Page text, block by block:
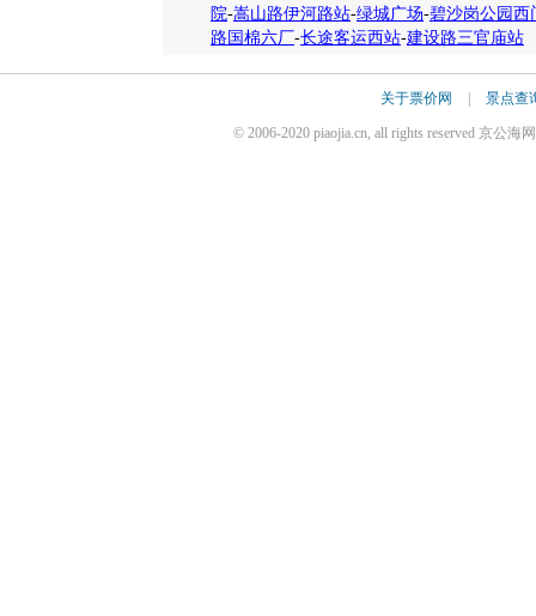
院-嵩山路伊河路站-绿城广场-碧沙岗公园西
路国棉六厂-长途客运西站-建设路三官庙站
关于票价网 | 景点查
© 2006-2020 piaojia.cn, all rights reserved 京公海